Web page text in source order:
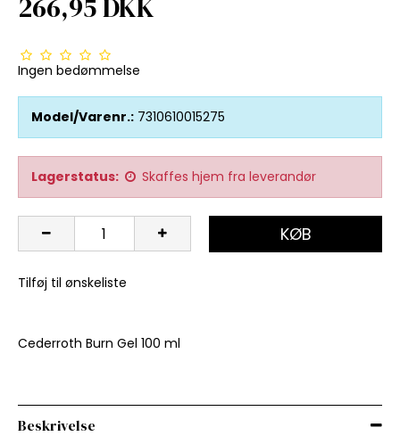
Ingen bedømmelse
Model/Varenr.: 7310610015275
Lagerstatus: Skaffes hjem fra leverandør
KØB
Tilføj til ønskeliste
Cederroth Burn Gel 100 ml
Beskrivelse